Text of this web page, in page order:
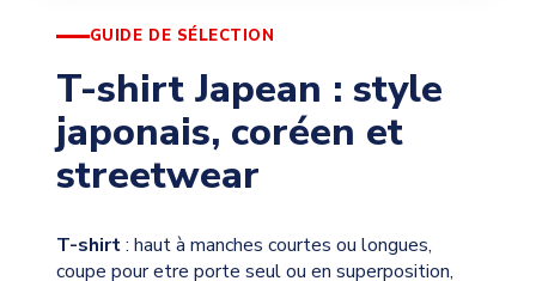
GUIDE DE SÉLECTION
T-shirt Japean : style
japonais, coréen et
streetwear
T-shirt: haut à manches courtes ou longues,
coupe pour etre porte seul ou en superposition,